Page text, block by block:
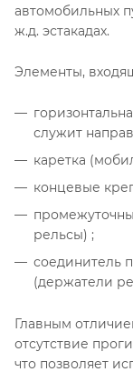
автомобильных
ж.д. эстакадах.
Элементы,
служит
каретка
концевые
рельсы) ;
соединитель
(держатели
Главным
отсутствие
что позволяет